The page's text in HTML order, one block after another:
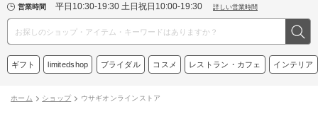
営業時間 平日10:30-19:30 土日祝日10:00-19:30 詳しい営業時間
ギフト limitedshop ブライダル コスメ レストラン・カフェ インテリア
ホーム ショップ ウサギオンラインストア